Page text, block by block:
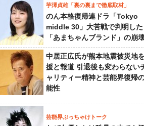
芋澤貞雄「裏の裏まで徹底取材」
のん本格復帰連ドラ「Tokyo
middle 30」大苦戦で判明した
「あまちゃんブランド」の崩
中居正広氏が熊本地震被災地
援と報道 引退後も変わらない
ャリティー精神と芸能界復帰
能性
芸能界ぶっちゃけトーク